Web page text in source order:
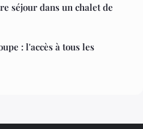
séjour dans un chalet de
: l'accès à tous les